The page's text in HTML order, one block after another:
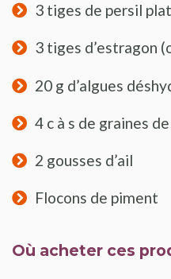
3 tiges de persil plat
3 tiges d’estragon
20 g d’algues
4 c à s de graines
2 gousses d’ail
Flocons de piment
Où acheter ces